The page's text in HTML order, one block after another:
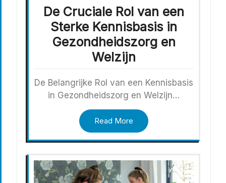
De Cruciale Rol van een
Sterke Kennisbasis in
Gezondheidszorg en
Welzijn
De Belangrijke Rol van een Kennisbasis
in Gezondheidszorg en Welzijn…
Read More